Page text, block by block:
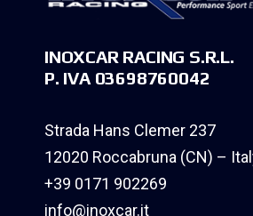
INOXCAR RACING S.R.L.
P. IVA 03698760042
Strada Hans Clemer 237
12020 Roccabruna (CN) –
+39 0171 902269
info@inoxcar.it